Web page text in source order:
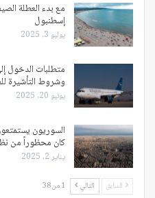
مع بدء العطلة
إسطنبول
يوليو 3, 2025
وشروط التأشيرة
يونيو 20, 2025
السوريون
كان محظوراً من
يناير 2, 2025
السابق التالي 1 من 38